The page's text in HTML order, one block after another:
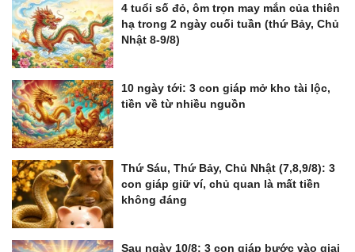
4 tuổi số đỏ, ôm trọn may mắn của thiên
hạ trong 2 ngày cuối tuần (thứ Bảy, Chủ
Nhật 8-9/8)
10 ngày tới: 3 con giáp mở kho tài lộc,
tiền về từ nhiều nguồn
Thứ Sáu, Thứ Bảy, Chủ Nhật (7,8,9/8): 3
con giáp giữ ví, chủ quan là mất tiền
không đáng
Sau ngày 10/8: 3 con giáp bước vào giai